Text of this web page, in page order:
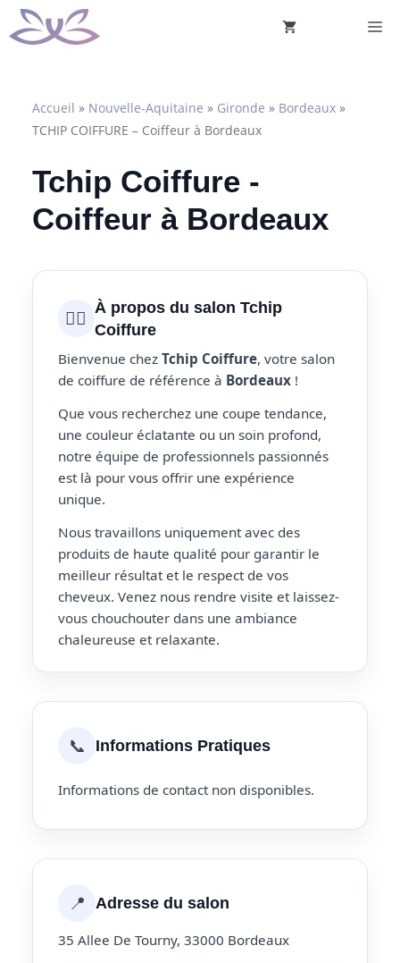
Aller
au
Accueil » Nouvelle-Aquitaine » Gironde » Bordeaux »
TCHIP COIFFURE – Coiffeur à Bordeaux
Tchip Coiffure -
Coiffeur à Bordeaux
💇‍♀️ À propos du salon Tchip
Coiffure
Bienvenue chez Tchip Coiffure, votre salon
de coiffure de référence à Bordeaux !
Que vous recherchez une coupe tendance,
une couleur éclatante ou un soin profond,
notre équipe de professionnels passionnés
est là pour vous offrir une expérience
unique.
Nous travaillons uniquement avec des
produits de haute qualité pour garantir le
meilleur résultat et le respect de vos
cheveux. Venez nous rendre visite et laissez-
vous chouchouter dans une ambiance
chaleureuse et relaxante.
📞 Informations Pratiques
Informations de contact non disponibles.
📍 Adresse du salon
35 Allee De Tourny, 33000 Bordeaux